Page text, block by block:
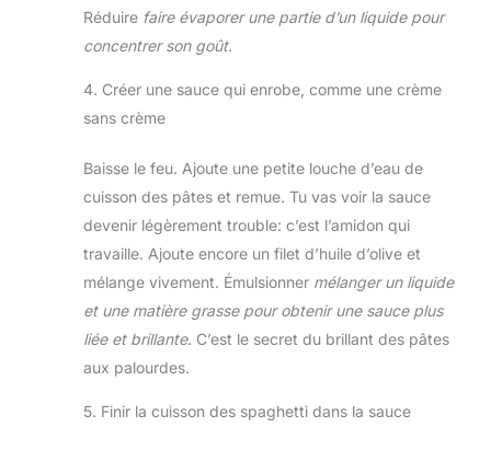
Réduire faire évaporer une partie d’un liquide pour
concentrer son goût.
4. Créer une sauce qui enrobe, comme une crème
sans crème
Baisse le feu. Ajoute une petite louche d’eau de
cuisson des pâtes et remue. Tu vas voir la sauce
devenir légèrement trouble: c’est l’amidon qui
travaille. Ajoute encore un filet d’huile d’olive et
mélange vivement. Émulsionner mélanger un liquide
et une matière grasse pour obtenir une sauce plus
liée et brillante. C’est le secret du brillant des pâtes
aux palourdes.
5. Finir la cuisson des spaghetti dans la sauce